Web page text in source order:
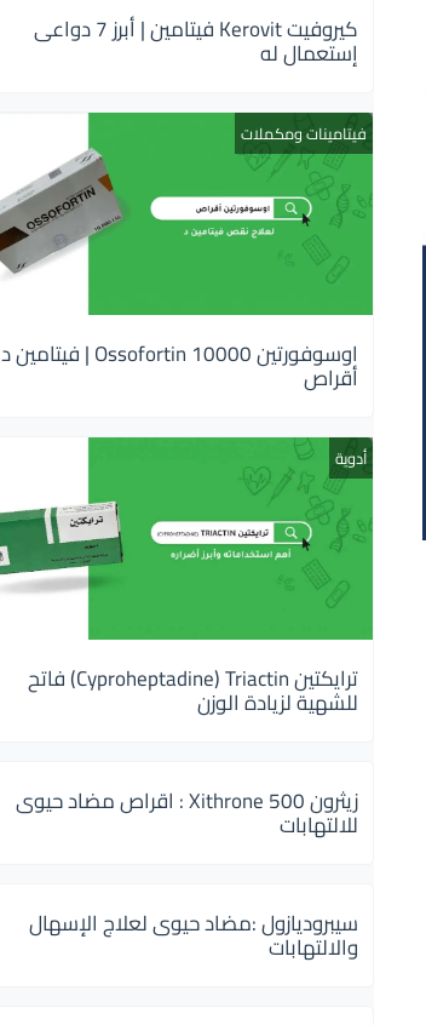
كيروفيت Kerovit فيتامين | أبرز 7 دواعى
إستعمال له
فيتامينات ومكملات
اوسوفورتين 10000 Ossofortin | فيتامين د
أقراص
أدوية
ترايكتين Cyproheptadine) Triactin) فاتح
للشهية لزيادة الوزن
زيثرون 500 Xithrone : اقراص مضاد حيوى
للالتهابات
سيبروديازول :مضاد حيوى لعلاج الإسهال
والالتهابات